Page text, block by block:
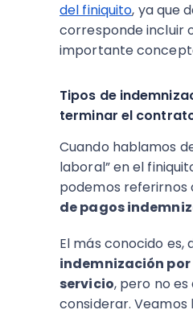
del finiquito, ya que
corresponde incluir
importante
Tipos de
terminar el
Cuando hablamos
laboral” en el
podemos referirnos
de pagos
El más conocido es,
indemnización por
servicio, pero no es
considerar. Veamos